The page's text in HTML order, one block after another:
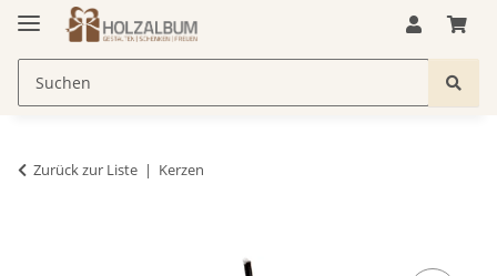
Zurück zur Liste Kerzen